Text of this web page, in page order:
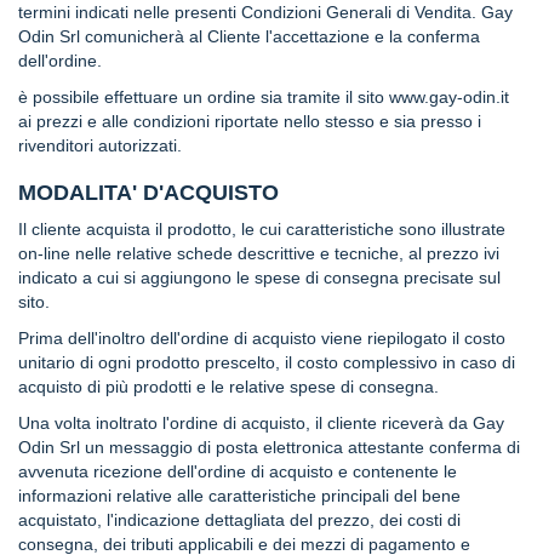
A
Gusto
Mio
Confetti
e
Ghiande
e
Wafer
Tavolette
n
d
e
n
e
termini indicati nelle presenti Condizioni Generali di Vendita. Gay
Odin Srl comunicherà al Cliente l'accettazione e la conferma
dell'ordine.
è possibile effettuare un ordine sia tramite il sito www.gay-odin.it
ai prezzi e alle condizioni riportate nello stesso e sia presso i
rivenditori autorizzati.
MODALITA' D'ACQUISTO
Il cliente acquista il prodotto, le cui caratteristiche sono illustrate
on-line nelle relative schede descrittive e tecniche, al prezzo ivi
indicato a cui si aggiungono le spese di consegna precisate sul
sito.
Prima dell'inoltro dell'ordine di acquisto viene riepilogato il costo
unitario di ogni prodotto prescelto, il costo complessivo in caso di
acquisto di più prodotti e le relative spese di consegna.
Una volta inoltrato l'ordine di acquisto, il cliente riceverà da Gay
Odin Srl un messaggio di posta elettronica attestante conferma di
avvenuta ricezione dell'ordine di acquisto e contenente le
informazioni relative alle caratteristiche principali del bene
acquistato, l'indicazione dettagliata del prezzo, dei costi di
consegna, dei tributi applicabili e dei mezzi di pagamento e